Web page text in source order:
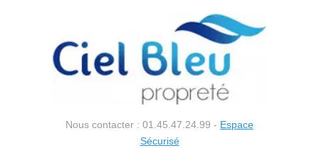
Nous contacter : 01.45.47.24.99 - Espace
Sécurisé